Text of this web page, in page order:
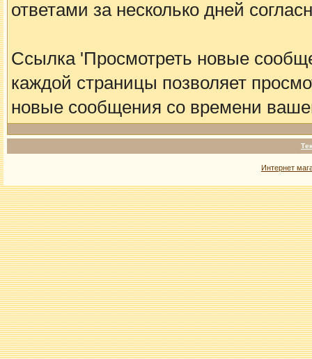
ответами за несколько дней
Ссылка 'Просмотреть новые
каждой страницы позволяет
новые сообщения со времени
Интернет